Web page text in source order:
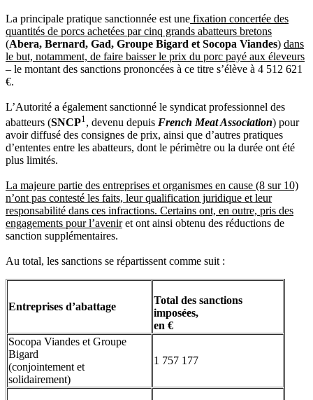
La principale pratique sanctionnée est une fixation concertée des
quantités de porcs achetées par cinq grands abatteurs bretons
(Abera, Bernard, Gad, Groupe Bigard et Socopa Viandes) dans
le but, notamment, de faire baisser le prix du porc payé aux éleveurs
– le montant des sanctions prononcées à ce titre s’élève à 4 512 621
€.
L’Autorité a également sanctionné le syndicat professionnel des
abatteurs (SNCP1 , devenu depuis French Meat Association) pour
avoir diffusé des consignes de prix, ainsi que d’autres pratiques
d’ententes entre les abatteurs, dont le périmètre ou la durée ont été
plus limités.
La majeure partie des entreprises et organismes en cause (8 sur 10)
n’ont pas contesté les faits, leur qualification juridique et leur
responsabilité dans ces infractions. Certains ont, en outre, pris des
engagements pour l’aveniret ont ainsi obtenu des réductions de
sanction supplémentaires.
Au total, les sanctions se répartissent comme suit :
Entreprises d’abattage
Total des sanctions
imposées,
en €
Socopa Viandes et Groupe
Bigard
(conjointement et
solidairement)
1 757 177